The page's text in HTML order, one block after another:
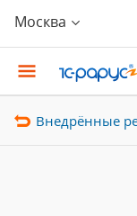
Москва
Внедрённые